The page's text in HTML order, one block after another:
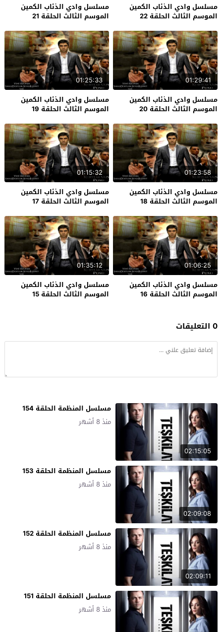
مسلسل وادي الذئاب الكمين
الموسم الثالث الحلقة 22
مسلسل وادي الذئاب الكمين
الموسم الثالث الحلقة 21
01:29:41
مسلسل وادي الذئاب الكمين
الموسم الثالث الحلقة 20
01:25:33
مسلسل وادي الذئاب الكمين
الموسم الثالث الحلقة 19
01:23:58
مسلسل وادي الذئاب الكمين
الموسم الثالث الحلقة 18
01:15:32
مسلسل وادي الذئاب الكمين
الموسم الثالث الحلقة 17
01:06:25
مسلسل وادي الذئاب الكمين
الموسم الثالث الحلقة 16
01:35:12
مسلسل وادي الذئاب الكمين
الموسم الثالث الحلقة 15
0 التعليقات
02:15:05
مسلسل المنظمة الحلقة 154
منذ 8 أشهر
02:09:08
مسلسل المنظمة الحلقة 153
منذ 8 أشهر
02:09:11
مسلسل المنظمة الحلقة 152
منذ 8 أشهر
مسلسل المنظمة الحلقة 151
منذ 8 أشهر